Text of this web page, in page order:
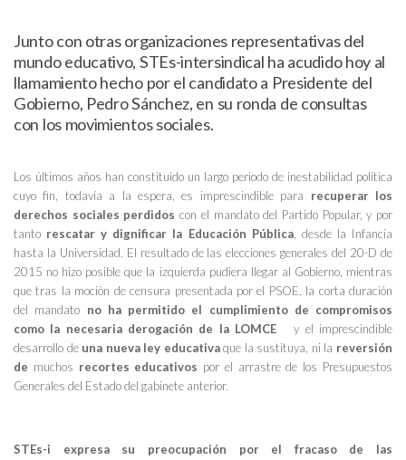
Junto con otras organizaciones representativas del
mundo educativo, STEs-intersindical ha acudido hoy al
llamamiento hecho por el candidato a Presidente del
Gobierno, Pedro Sánchez, en su ronda de consultas
con los movimientos sociales.
Los últimos años han constituido un largo periodo de inestabilidad política
cuyo fin, todavía a la espera, es imprescindible para recuperar los
derechos sociales perdidos con el mandato del Partido Popular, y por
tanto rescatar y dignificar la Educación Pública, desde la Infancia
hasta la Universidad. El resultado de las elecciones generales del 20-D de
2015 no hizo posible que la izquierda pudiera llegar al Gobierno, mientras
que tras la moción de censura presentada por el PSOE, la corta duración
del mandato no ha permitido el cumplimiento de compromisos
como la necesaria derogación de la LOMCE y el imprescindible
desarrollo deuna nueva ley educativaque la sustituya, ni la reversión
de muchos recortes educativos por el arrastre de los Presupuestos
Generales del Estado del gabinete anterior.
STEs-i expresa su preocupación por el fracaso de las